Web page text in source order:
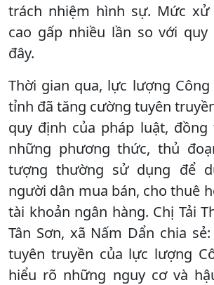
trách nhiệm hình sự. Mức
cao gấp nhiều lần so với
đây.
Thời gian qua, lực lượng
tỉnh đã tăng cường tuyên
quy định của pháp luật, đồng
những phương thức, thủ
tượng thường sử dụng để
người dân mua bán, cho thuê
tài khoản ngân hàng. Chị Tải
Tân Sơn, xã Nấm Dẩn chia
tuyên truyền của lực lượng
hiểu rõ những nguy cơ và